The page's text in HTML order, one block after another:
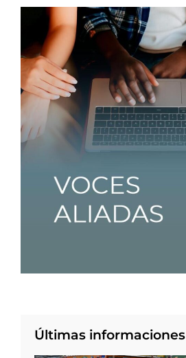
Últimas informaciones